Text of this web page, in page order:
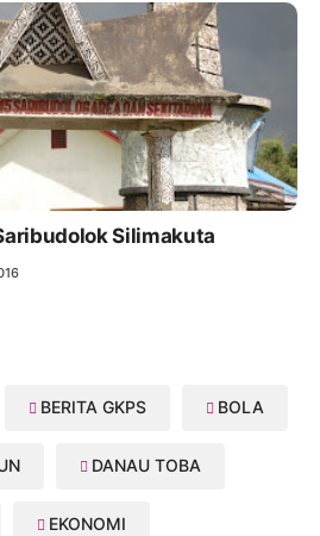
Silimakuta
BERITA GKPS BOLA
DANAU TOBA
EKONOMI